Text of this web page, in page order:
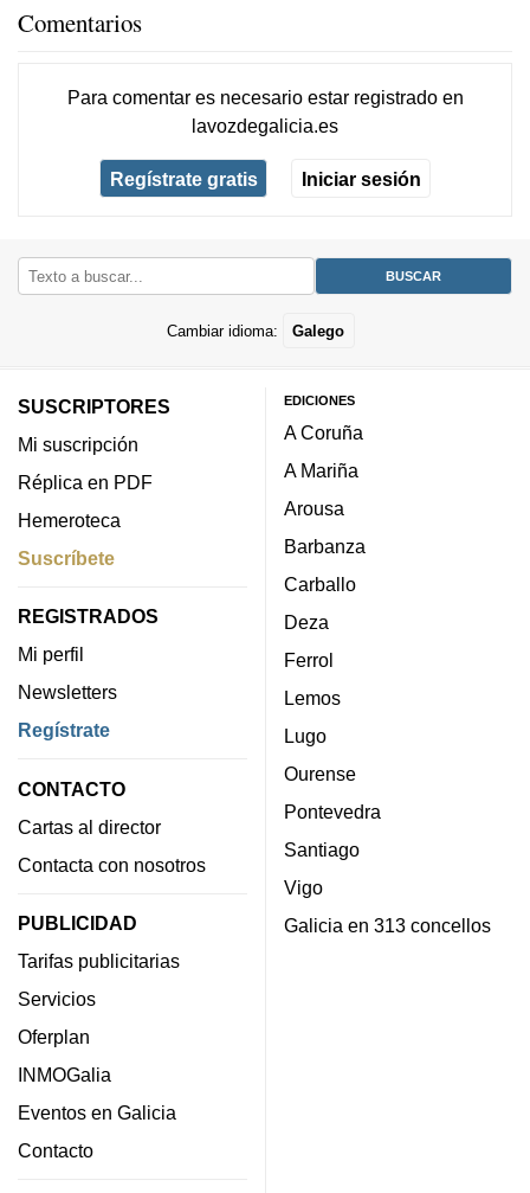
Comentarios
Para comentar es necesario estar registradoen
lavozdegalicia.es
Regístrate gratis Iniciar sesión
Cambiar idioma: Galego
SUSCRIPTORES
Mi suscripción
Réplica en PDF
Hemeroteca
Suscríbete
REGISTRADOS
Mi perfil
Newsletters
Regístrate
CONTACTO
Cartas al director
Contacta con nosotros
PUBLICIDAD
Tarifas publicitarias
Servicios
Oferplan
INMOGalia
Eventos en Galicia
Contacto
EDICIONES
A Coruña
A Mariña
Arousa
Barbanza
Carballo
Deza
Ferrol
Lemos
Lugo
Ourense
Pontevedra
Santiago
Vigo
Galicia en 313 concellos